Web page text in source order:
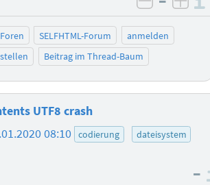
negativ
SELFHTML-Forum
anmelden
Beitrag im Thread-Baum
UTF8 crash
08:10 codierung
dateisystem
–